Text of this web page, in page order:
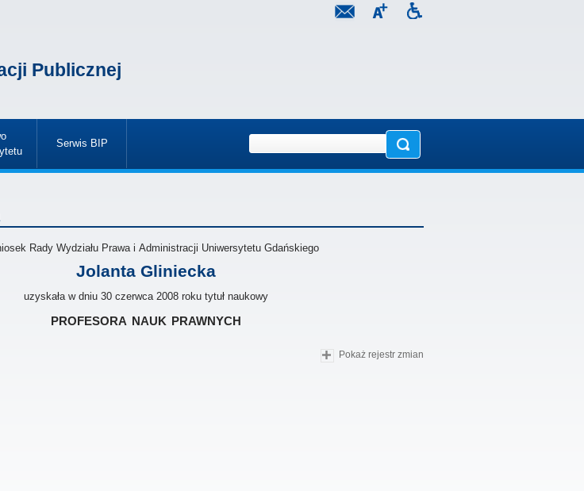
Publicznej
Serwis BIP
»
Rady Wydziału Prawa i Administracji Uniwersytetu Gdańskiego
Jolanta Gliniecka
uzyskała w dniu 30 czerwca 2008 roku tytuł naukowy
profesora nauk prawnych
Pokaż rejestr zmian